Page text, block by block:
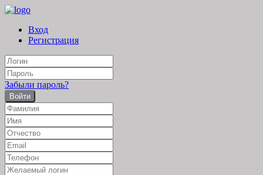
Вход
Регистрация
Забыли пароль?
Войти